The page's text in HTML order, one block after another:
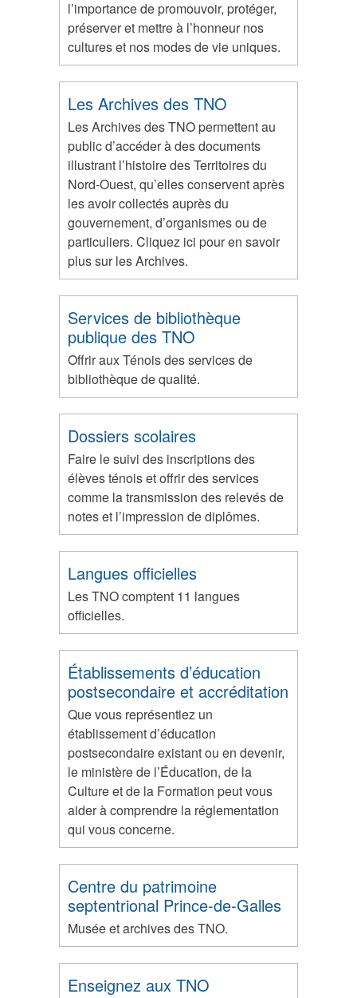
l’importance de promouvoir, protéger,
préserver et mettre à l’honneur nos
cultures et nos modes de vie uniques.
Les Archives des TNO
Les Archives des TNO permettent au
public d’accéder à des documents
illustrant l’histoire des Territoires du
Nord-Ouest, qu’elles conservent après
les avoir collectés auprès du
gouvernement, d’organismes ou de
particuliers. Cliquez ici pour en savoir
plus sur les Archives.
Services de bibliothèque
publique des TNO
Offrir aux Ténois des services de
bibliothèque de qualité.
Dossiers scolaires
Faire le suivi des inscriptions des
élèves ténois et offrir des services
comme la transmission des relevés de
notes et l’impression de diplômes.
Langues officielles
Les TNO comptent 11 langues
officielles.
Établissements d’éducation
postsecondaire et accréditation
Que vous représentiez un
établissement d’éducation
postsecondaire existant ou en devenir,
le ministère de l’Éducation, de la
Culture et de la Formation peut vous
aider à comprendre la réglementation
qui vous concerne.
Centre du patrimoine
septentrional Prince-de-Galles
Musée et archives des TNO.
Enseignez aux TNO